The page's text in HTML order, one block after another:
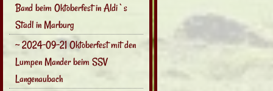
Band beim Oktoberfest in Aldi`s
Stadl in Marburg
~ 2024-09-21 Oktoberfest mit den
Lumpen Mander beim SSV
Langenaubach